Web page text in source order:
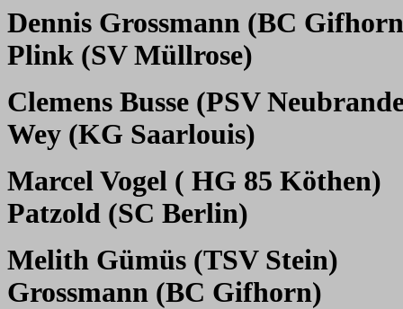
Dennis Grossmann (BC
Plink (SV Müllrose)
Clemens Busse (PSV
Wey (KG Saarlouis)
Marcel Vogel ( HG 85 Köthen)
Patzold (SC Berlin)
Melith Gümüs (TSV Stein)
Grossmann (BC Gifhorn)